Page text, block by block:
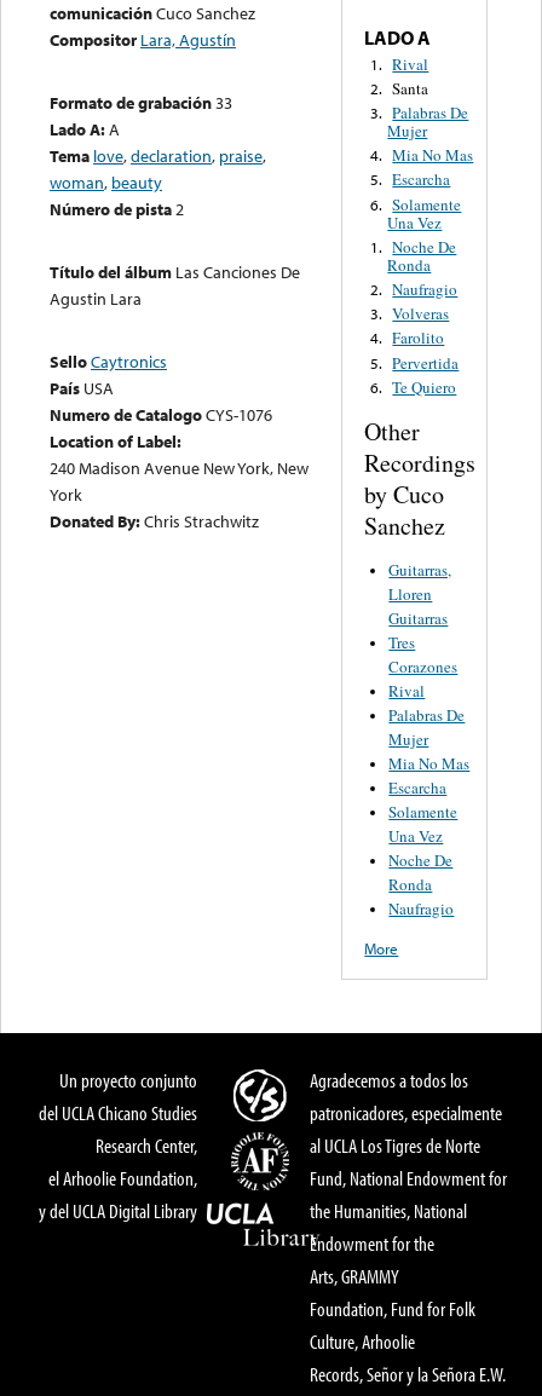
comunicaciónCuco Sanchez
Compositor Lara, Agustín
Formato de grabación33
Lado A:A
Tema love,declaration, praise,
woman, beauty
Número de pista2
Título del álbum Las Canciones De
Agustin Lara
SelloCaytronics
País USA
Numero de CatalogoCYS-1076
Location of Label:
240 Madison Avenue New York, New
York
Donated By:Chris Strachwitz
LADO A
1. Rival
2. Santa
3. Palabras De
Mujer
4. Mia No Mas
5. Escarcha
6. Solamente
Una Vez
1. Noche De
Ronda
2. Naufragio
3. Volveras
4. Farolito
5. Pervertida
6. Te Quiero
Other
Recordings
by Cuco
Sanchez
Guitarras,
Lloren
Guitarras
Tres
Corazones
Rival
Palabras De
Mujer
Mia No Mas
Escarcha
Solamente
Una Vez
Noche De
Ronda
Naufragio
More
Un proyecto conjunto
del UCLA Chicano Studies
Research Center,
el Arhoolie Foundation,
y del UCLA Digital Library
Agradecemos a todos los
patronicadores, especialmente
al UCLA Los Tigres de Norte
Fund, National Endowment for
the Humanities, National
Endowment for the
Arts, GRAMMY
Foundation, Fund for Folk
Culture, Arhoolie
Records, Señor y la Señora E.W.